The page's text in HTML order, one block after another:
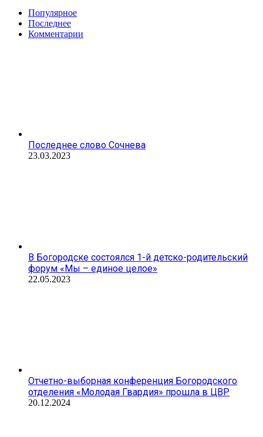
Популярное
Последнее
Комментарии
Последнее слово Сочнева
23.03.2023
В Богородске состоялся 1-й детско-родительский
форум «Мы – единое целое»
22.05.2023
Отчетно-выборная конференция Богородского
отделения «Молодая Гвардия» прошла в ЦВР
20.12.2024